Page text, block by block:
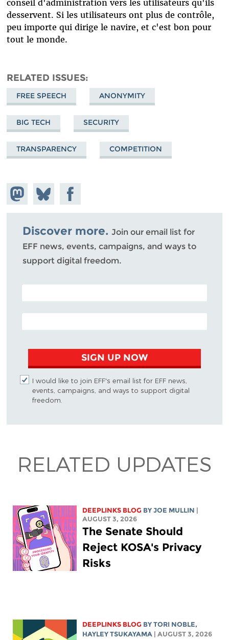
conseil d'administration vers les utilisateurs qu'ils
desservent. Si les utilisateurs ont plus de contrôle,
peu importe qui dirige le navire, et c'est bon pour
tout le monde.
RELATED ISSUES
FREE SPEECH ANONYMITY
BIG TECH SECURITY
TRANSPARENCY COMPETITION
Share on
Mastodon
Share
on
Bluesky
Share on
Facebook
Discover more. Join our email list for
EFF news, events, campaigns, and ways to
support digital freedom.
POSTAL CODE (OPTIONAL)
EMAIL ADDRESS
SIGN UP NOW
I would like to join EFF's email list for EFF news,
events, campaigns, and ways to support digital
freedom.
RELATED UPDATES
DEEPLINKS BLOG BYJOE MULLIN
AUGUST 3, 2026
The Senate Should
Reject KOSA's Privacy
Risks
DEEPLINKS BLOG BYTORI NOBLE,
HAYLEY TSUKAYAMA
| AUGUST 3, 2026